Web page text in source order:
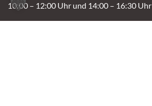
10:00 – 12:00 Uhr und 14:00 – 16:30 Uhr